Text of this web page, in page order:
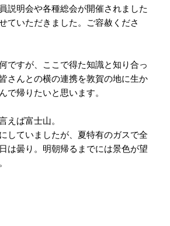
説明会や各種総会が開催されました
ていただきました。ご容赦くださ
ですが、ここで得た知識と知り合っ
さんとの横の連携を敦賀の地に生か
で帰りたいと思います。
えば富士山。
していましたが、夏特有のガスで全
は曇り。明朝帰るまでには景色が望